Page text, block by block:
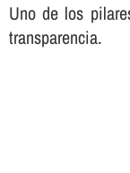
Uno de los
transparencia.